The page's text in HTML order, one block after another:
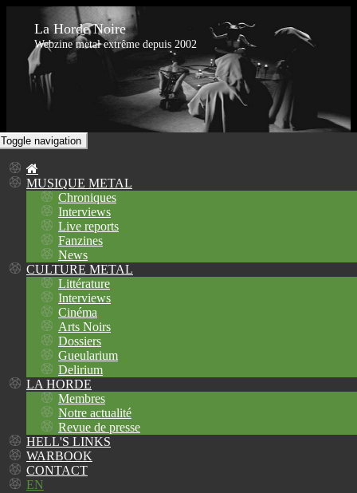
La Horde Noire
Webzine metal extrême depuis 2002
Toggle navigation
MUSIQUE METAL
Chroniques
Interviews
Live reports
Fanzines
News
CULTURE METAL
Littérature
Interviews
Cinéma
Arts Noirs
Dossiers
Gueularium
Delirium
LA HORDE
Membres
Notre actualité
Revue de presse
HELL'S LINKS
WARBOOK
CONTACT
EN